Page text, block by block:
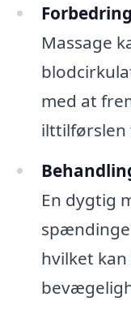
Massage
med at
ilttilførslen
En dygtig
hvilket